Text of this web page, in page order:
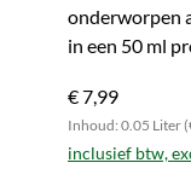
onderworpen
in een 50 ml
€ 7,99
Inhoud: 0.05 Liter
inclusief btw,